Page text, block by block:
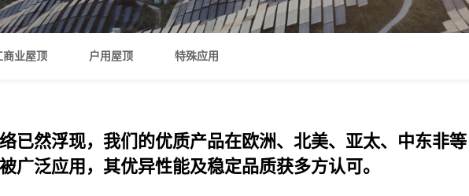
商业屋顶 户用屋顶 特殊应用
已然浮现，我们的优质产品在欧洲、北美、亚太、中东非等
广泛应用，其优异性能及稳定品质获多方认可。